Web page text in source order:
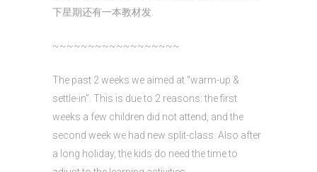
下星期还有一本教材发.
~~~~~~~~~~~~~~~~~~
The past 2 weeks we aimed at “warm-up &
settle-in”. This is due to 2 reasons: the first
weeks a few children did not attend, and the
second week we had new split-class. Also after
a long holiday, the kids do need the time to